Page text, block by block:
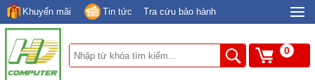
Khuyến mãi Tin tức Tra cứu bảo hành
0